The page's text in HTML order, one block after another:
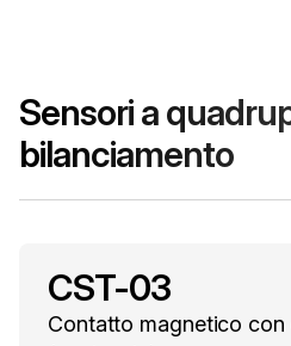
Sensori a
bilanciamento
CST-03
Contatto magnetico